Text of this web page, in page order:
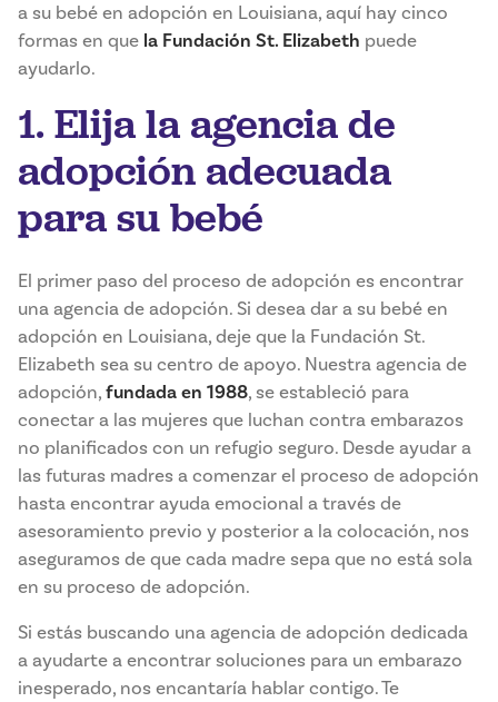
a su bebé en adopción en Louisiana, aquí hay cinco
formas en que la Fundación St. Elizabeth puede
ayudarlo.
1. Elija la agencia de
adopción adecuada
para su bebé
El primer paso del proceso de adopción es encontrar
una agencia de adopción. Si desea dar a su bebé en
adopción en Louisiana, deje que la Fundación St.
Elizabeth sea su centro de apoyo. Nuestra agencia de
adopción,fundada en 1988, se estableció para
conectar a las mujeres que luchan contra embarazos
no planificados con un refugio seguro. Desde ayudar a
las futuras madres a comenzar el proceso de adopción
hasta encontrar ayuda emocional a través de
asesoramiento previo y posterior a la colocación, nos
aseguramos de que cada madre sepa que no está sola
en su proceso de adopción.
Si estás buscando una agencia de adopción dedicada
a ayudarte a encontrar soluciones para un embarazo
inesperado, nos encantaría hablar contigo. Te